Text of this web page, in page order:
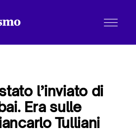
l’inviato di
Era sulle
Tulliani